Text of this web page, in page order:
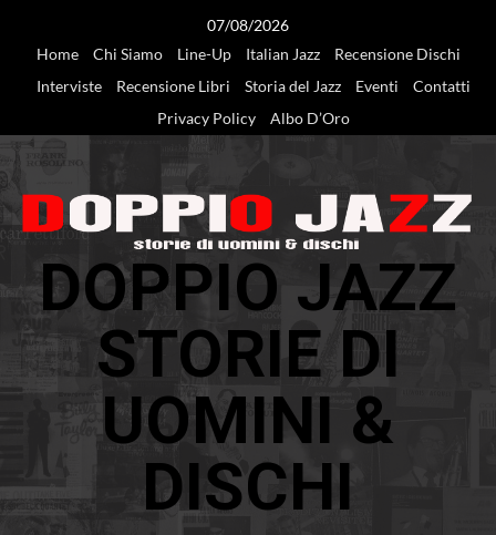
07/08/2026
Home
Chi Siamo Line-Up Italian Jazz
Recensione Dischi
Interviste
Recensione Libri Storia del Jazz Eventi
Contatti
Privacy Policy
Albo D’Oro
DOPPIO JAZZ
STORIE DI
UOMINI &
DISCHI